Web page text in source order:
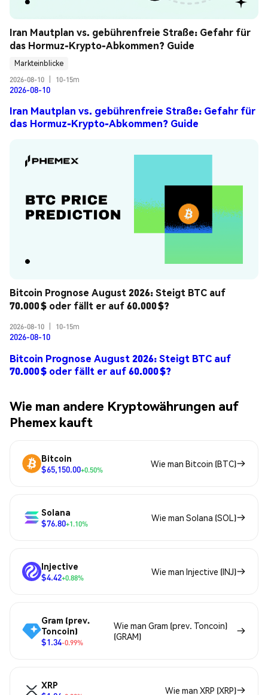
Iran Mautplan vs. gebührenfreie Straße: Gefahr für
das Hormuz-Krypto-Abkommen? Guide
Markteinblicke
2026-08-10
10-15m
2026-08-10
Iran Mautplan vs. gebührenfreie Straße: Gefahr für
das Hormuz-Krypto-Abkommen? Guide
Bitcoin Prognose August 2026: Steigt BTC auf
70.000 $ oder fällt er auf 60.000 $?
2026-08-10 10-15m
2026-08-10
Bitcoin Prognose August 2026: Steigt BTC auf
70.000 $ oder fällt er auf 60.000 $?
Wie man andere Kryptowährungen auf
Phemex kauft
Bitcoin
$65,150.00+0.50%
Wie man Bitcoin (BTC)
Solana
$76.80+1.10%
Wie man Solana (SOL)
Injective
$4.42+0.88%
Wie man Injective (INJ)
Gram (prev.
Toncoin)
$1.34-0.99%
Wie man Gram (prev. Toncoin)
(GRAM)
XRP
Wie man XRP (XRP)